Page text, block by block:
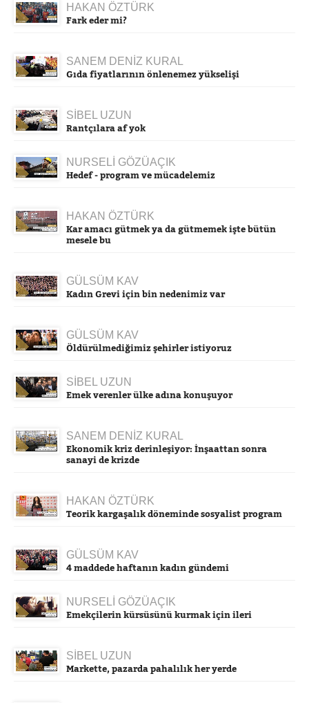
HAKAN ÖZTÜRK
Fark eder mi?
SANEM DENİZ KURAL
Gıda fiyatlarının önlenemez yükselişi
SİBEL UZUN
Rantçılara af yok
NURSELİ GÖZÜAÇIK
Hedef - program ve mücadelemiz
HAKAN ÖZTÜRK
Kar amacı gütmek ya da gütmemek işte bütün
mesele bu
GÜLSÜM KAV
Kadın Grevi için bin nedenimiz var
GÜLSÜM KAV
Öldürülmediğimiz şehirler istiyoruz
SİBEL UZUN
Emek verenler ülke adına konuşuyor
SANEM DENİZ KURAL
Ekonomik kriz derinleşiyor: İnşaattan sonra
sanayi de krizde
HAKAN ÖZTÜRK
Teorik kargaşalık döneminde sosyalist program
GÜLSÜM KAV
4 maddede haftanın kadın gündemi
NURSELİ GÖZÜAÇIK
Emekçilerin kürsüsünü kurmak için ileri
SİBEL UZUN
Markette, pazarda pahalılık her yerde